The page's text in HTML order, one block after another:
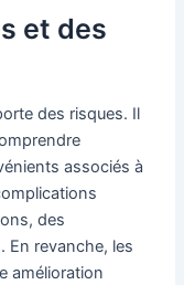
et des
des risques. Il
associés à
des
En revanche, les
amélioration